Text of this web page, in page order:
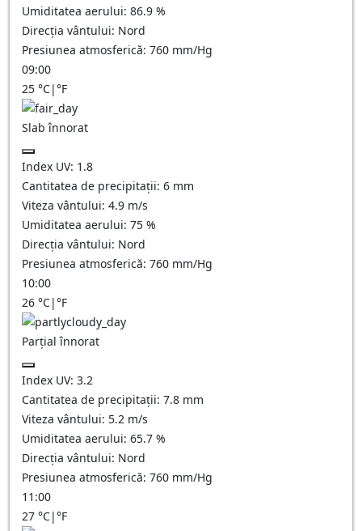
Umiditatea aerului: 86.9 %
Direcția vântului: Nord
Presiunea atmosferică: 760 mm/Hg
09:00
25 °C|°F
Slab înnorat
Index UV: 1.8
Cantitatea de precipitații: 6 mm
Viteza vântului: 4.9 m/s
Umiditatea aerului: 75 %
Direcția vântului: Nord
Presiunea atmosferică: 760 mm/Hg
10:00
26 °C|°F
Parțial înnorat
Index UV: 3.2
Cantitatea de precipitații: 7.8 mm
Viteza vântului: 5.2 m/s
Umiditatea aerului: 65.7 %
Direcția vântului: Nord
Presiunea atmosferică: 760 mm/Hg
11:00
27 °C|°F